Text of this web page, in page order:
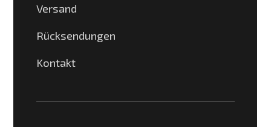
Versand
Rücksendungen
Kontakt